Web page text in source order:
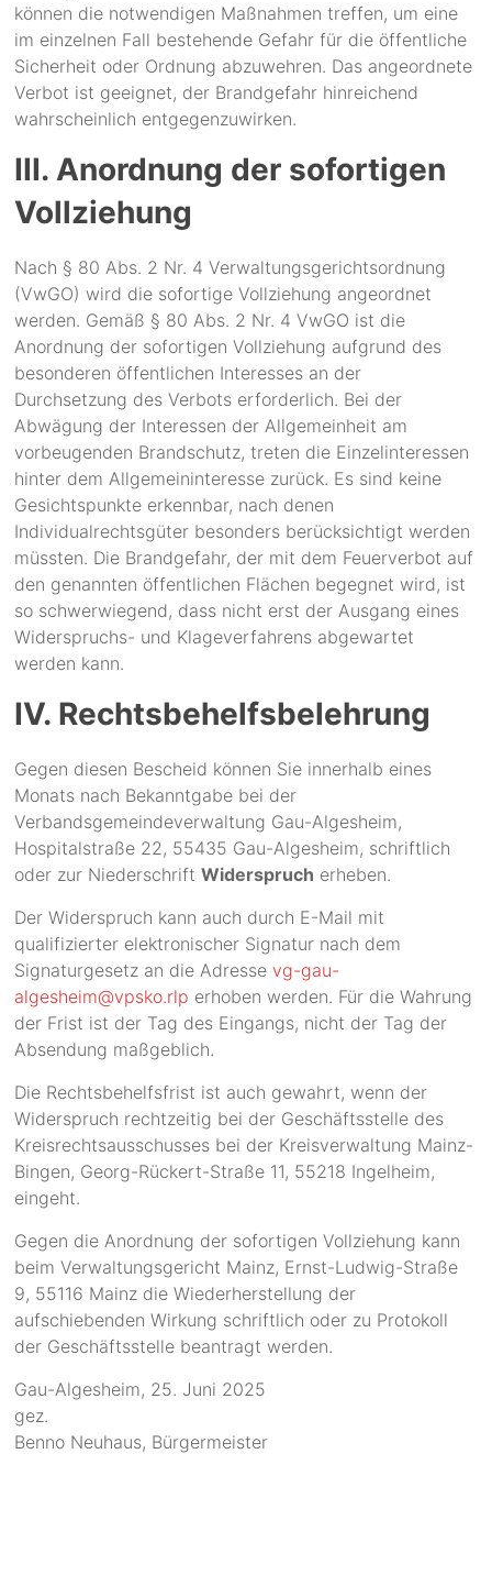
können die notwendigen Maßnahmen treffen, um eine
im einzelnen Fall bestehende Gefahr für die öffentliche
Sicherheit oder Ordnung abzuwehren. Das angeordnete
Verbot ist geeignet, der Brandgefahr hinreichend
wahrscheinlich entgegenzuwirken.
III. Anordnung der sofortigen
Vollziehung
Nach § 80 Abs. 2 Nr. 4 Verwaltungsgerichtsordnung
(VwGO) wird die sofortige Vollziehung angeordnet
werden. Gemäß § 80 Abs. 2 Nr. 4 VwGO ist die
Anordnung der sofortigen Vollziehung aufgrund des
besonderen öffentlichen Interesses an der
Durchsetzung des Verbots erforderlich. Bei der
Abwägung der Interessen der Allgemeinheit am
vorbeugenden Brandschutz, treten die Einzelinteressen
hinter dem Allgemeininteresse zurück. Es sind keine
Gesichtspunkte erkennbar, nach denen
Individualrechtsgüter besonders berücksichtigt werden
müssten. Die Brandgefahr, der mit dem Feuerverbot auf
den genannten öffentlichen Flächen begegnet wird, ist
so schwerwiegend, dass nicht erst der Ausgang eines
Widerspruchs- und Klageverfahrens abgewartet
werden kann.
IV. Rechtsbehelfsbelehrung
Gegen diesen Bescheid können Sie innerhalb eines
Monats nach Bekanntgabe bei der
Verbandsgemeindeverwaltung Gau-Algesheim,
Hospitalstraße 22, 55435 Gau-Algesheim, schriftlich
oder zur NiederschriftWiderspruch erheben.
Der Widerspruch kann auch durch E-Mail mit
qualifizierter elektronischer Signatur nach dem
Signaturgesetz an die Adressevg-gau-
algesheim@vpsko.rlp erhoben werden. Für die Wahrung
der Frist ist der Tag des Eingangs, nicht der Tag der
Absendung maßgeblich.
Die Rechtsbehelfsfrist ist auch gewahrt, wenn der
Widerspruch rechtzeitig bei der Geschäftsstelle des
Kreisrechtsausschusses bei der Kreisverwaltung Mainz-
Bingen, Georg-Rückert-Straße 11, 55218 Ingelheim,
eingeht.
Gegen die Anordnung der sofortigen Vollziehung kann
beim Verwaltungsgericht Mainz, Ernst-Ludwig-Straße
9, 55116 Mainz die Wiederherstellung der
aufschiebenden Wirkung schriftlich oder zu Protokoll
der Geschäftsstelle beantragt werden.
Gau-Algesheim, 25. Juni 2025
gez.
Benno Neuhaus, Bürgermeister